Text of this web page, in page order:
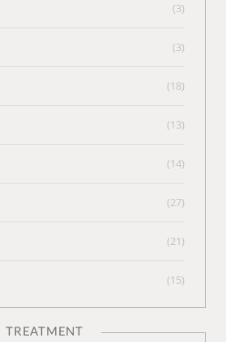
(3)
(3)
(18)
(13)
(14)
(27)
(21)
(15)
TREATMENT